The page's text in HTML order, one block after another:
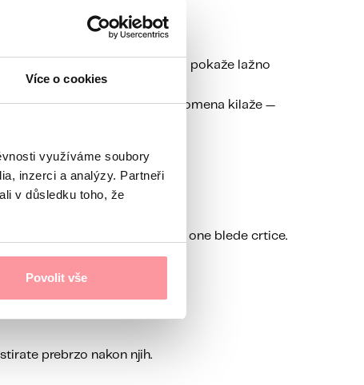
Více o cookies
využíváme soubory
inzerci a analýzy. Partneři
v důsledku toho, že
Povolit vše
nakupio dovoljno, test ume da pokaže lažno
i dalje kasni.
disbalans, jak stres ili veća promena kilaže —
rečima, umesto da žmirkate u one blede crtice.
prebrzo nakon njih.